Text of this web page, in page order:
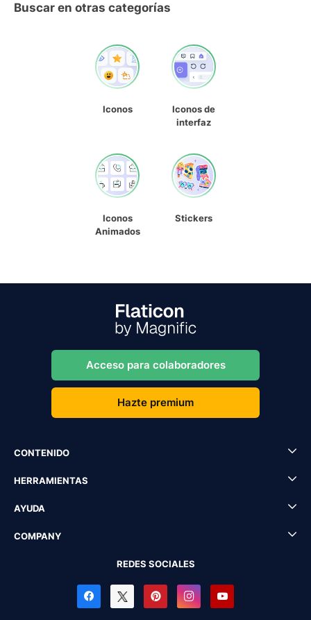
Buscar en otras categorías
Iconos
Iconos de
interfaz
Iconos
Animados
Stickers
Acceso para colaboradores
Hazte premium
CONTENIDO
HERRAMIENTAS
AYUDA
COMPANY
REDES SOCIALES